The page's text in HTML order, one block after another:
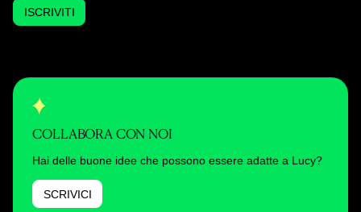
ISCRIVITI
COLLABORA CON NOI
Hai delle buone idee che possono essere adatte a Lucy?
SCRIVICI